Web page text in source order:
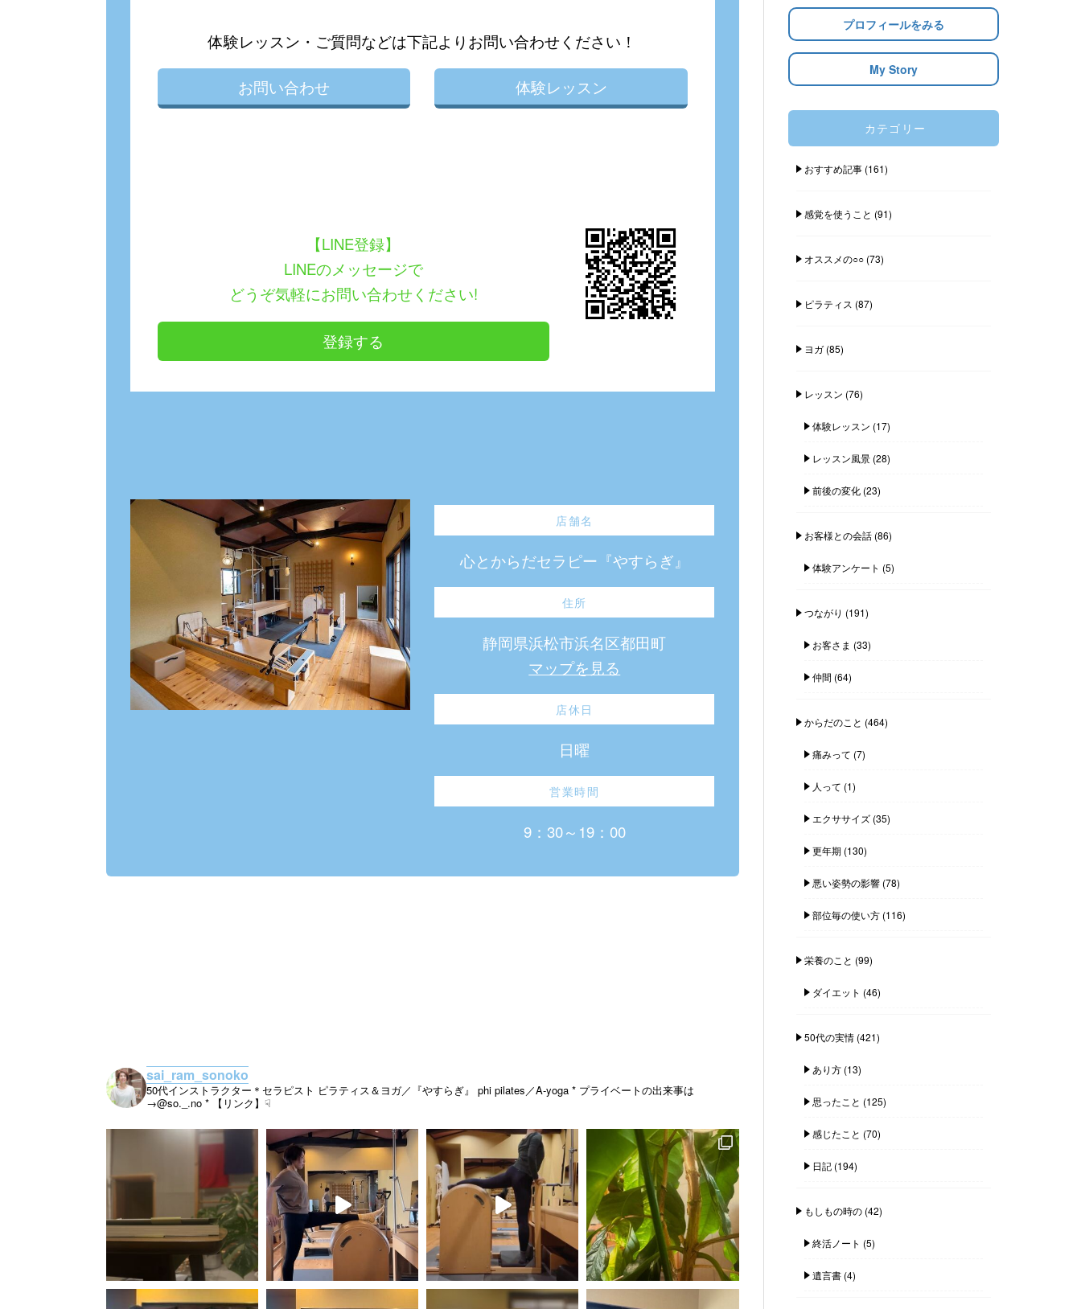
体験レッスン・ご質問などは下記よりお問い合わせください！
お問い合わせ 体験レッスン
【LINE登録】
LINEのメッセージで
どうぞ気軽にお問い合わせください!
登録する
店舗名
心とからだセラピー『やすらぎ』
住所
静岡県浜松市浜名区都田町
マップを見る
店休日
日曜
営業時間
9：30～19：00
sai_ram_sonoko
50代インストラクター＊セラピスト ピラティス＆ヨガ／『やすらぎ』 phi pilates／A-yoga * プライベートの出来事は
→@so._.no * 【リンク】☟
プロフィールをみる
My Story
カテゴリー
おすすめ記事(161)
感覚を使うこと (91)
オススメの○○(73)
ピラティス (87)
ヨガ(85)
レッスン (76)
体験レッスン (17)
レッスン風景(28)
前後の変化(23)
お客様との会話(86)
体験アンケート (5)
つながり (191)
お客さま (33)
仲間 (64)
からだのこと (464)
痛みって (7)
人って (1)
エクササイズ(35)
更年期 (130)
悪い姿勢の影響(78)
部位毎の使い方(116)
栄養のこと (99)
ダイエット (46)
50代の実情(421)
あり方(13)
思ったこと (125)
感じたこと (70)
日記(194)
もしもの時の(42)
終活ノート (5)
遺言書(4)